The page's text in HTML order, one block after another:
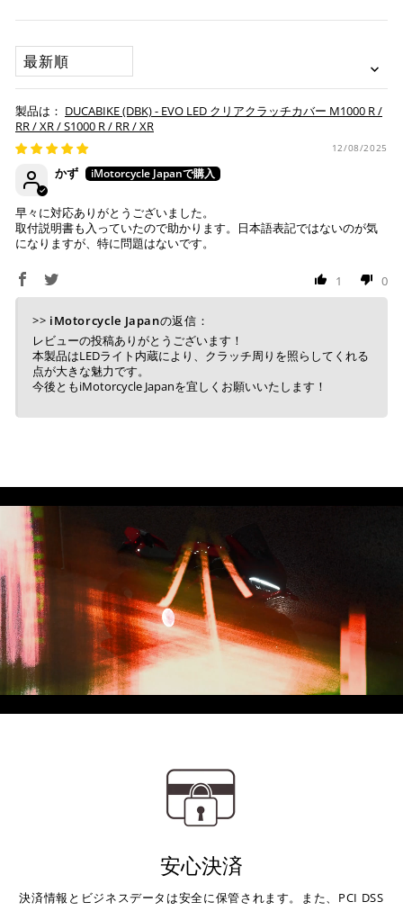
・リボ払い
※ 分割払い、リボ払いは決済金額が税込10,000円以上の
場合のみご利用いただけます。
にご利用のカード会社へお申込・審査が必要となりま
す。
※ Diners Clubは分割払い非対応のため、一括払い・リ
ボ払いのみご利用頂けます。
ので、事前にご確認ください。
いつもの楽天IDとパスワードを使ってスムーズなお支払
いが可能です。
「お得」な楽天ペイをご利用ください。
キャッシュレス決済
上記キャッシュレス決済アカウントからご希望のお支払
い方法をご選択頂き、クリックするだけで簡単に支払い
が完了します。
(事前決済)
上記コンビニでお支払い頂けます。
入金確認が完了いたしましたら即日発送いたします。
・お取り寄せ商品等を一緒にご注文の場合は、基本的にはお
取り寄せ商品が揃ってからの発送になります。別で発送をご
希望の場合は、ご対応いたしますのでご連絡をお願いいたし
ます。
お取り寄せの場合
・商品ページの納期はあくまで目安になりますので、納期が
早まる場合もございます。
・運送状況や繁忙期の影響により遅れが生じる場合もござい
ます。
配送送料について
は、送料が無料となります。
※通常送料は¥770(税込)です。
配送会社について
DUCABIKE (DBK) - EVO LED クリアクラッチカバー M1000 R /
RR / XR / S1000 R / RR / XR
12/08/2025
かず
早々に対応ありがとうございました。
取付説明書も入っていたので助かります。日本語表記ではないのが気
になりますが、特に問題はないです。
1 0
>> iMotorcycle Japanの返信：
レビューの投稿ありがとうございます！
本製品はLEDライト内蔵により、クラッチ周りを照らしてくれる
点が大きな魅力です。
今後ともiMotorcycle Japanを宜しくお願いいたします！
安心決済
決済情報とビジネスデータは安全に保管されます。また、PCI DSS